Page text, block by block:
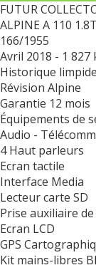
FUTUR
ALPINE A 110
166/1955
Avril 2018 - 1 827
Historique limpide
Révision Alpine
Garantie 12 mois
Équipements de
Audio -
4 Haut parleurs
Ecran tactile
Interface Media
Lecteur carte SD
Prise auxiliaire
Ecran LCD
GPS
Kit mains-libres